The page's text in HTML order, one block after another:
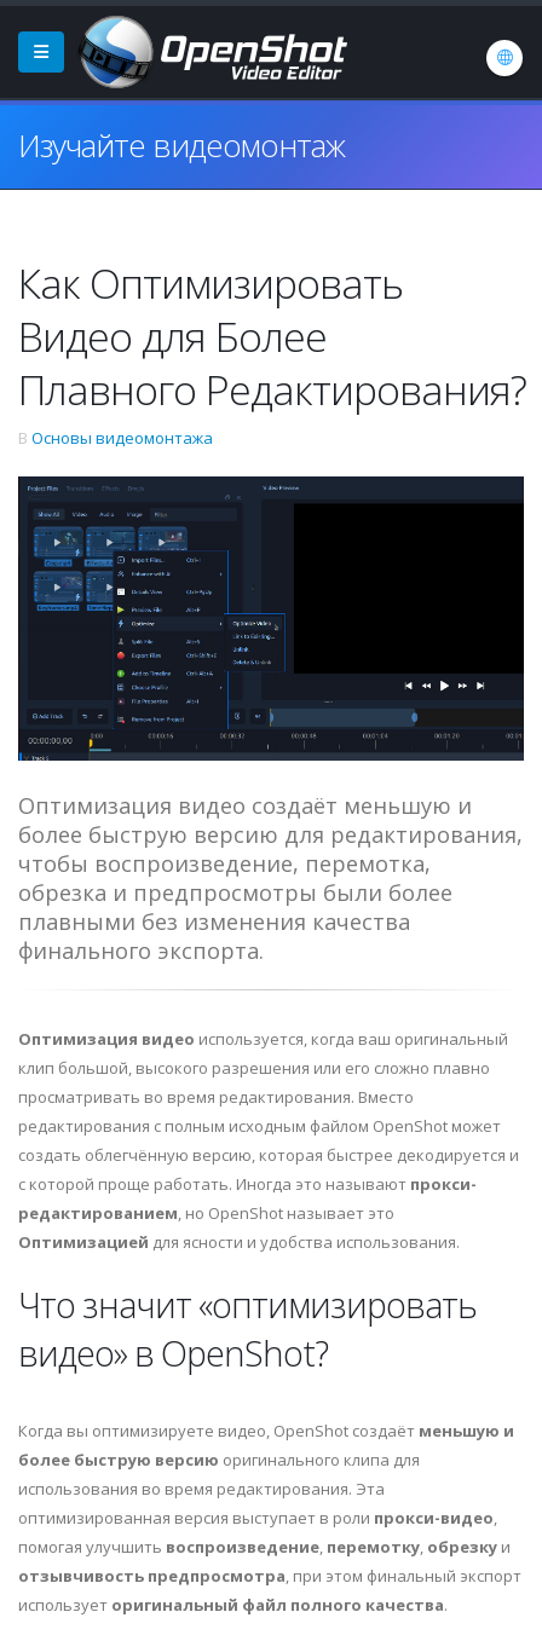
Изучайте видеомонтаж
Как Оптимизировать
Видео для Более
Плавного Редактирования?
В Основы видеомонтажа
Оптимизация видео создаёт меньшую и
более быструю версию для редактирования,
чтобы воспроизведение, перемотка,
обрезка и предпросмотры были более
плавными без изменения качества
финального экспорта.
Оптимизация видео используется, когда ваш оригинальный
клип большой, высокого разрешения или его сложно плавно
просматривать во время редактирования. Вместо
редактирования с полным исходным файлом OpenShot может
создать облегчённую версию, которая быстрее декодируется и
с которой проще работать. Иногда это называют прокси-
редактированием, но OpenShot называет это
Оптимизацией для ясности и удобства использования.
Что значит «оптимизировать
видео» в OpenShot?
Когда вы оптимизируете видео, OpenShot создаёт меньшую и
более быструю версию оригинального клипа для
использования во время редактирования. Эта
оптимизированная версия выступает в роли прокси-видео,
помогая улучшить воспроизведение, перемотку, обрезку и
отзывчивость предпросмотра, при этом финальный экспорт
использует оригинальный файл полного качества.